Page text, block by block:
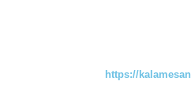
https://